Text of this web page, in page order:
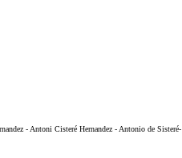
- Antoni Cisteré Hernandez - Antonio de Sisteré-